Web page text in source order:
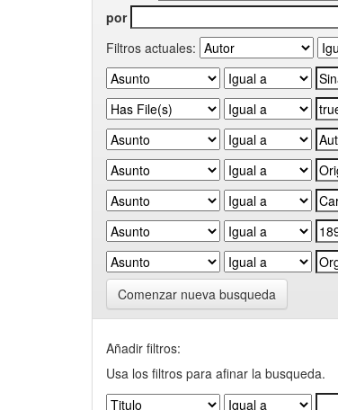
por
Filtros actuales:
Comenzar nueva busqueda
Añadir filtros:
Usa los filtros para afinar la busqueda.